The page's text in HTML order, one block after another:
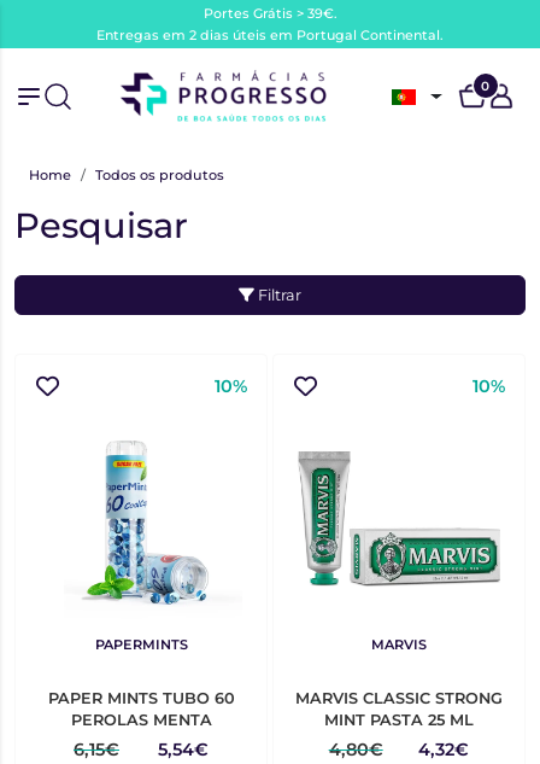
Portes Grátis > 39€.
Entregas em 2 dias úteis em Portugal Continental.
0
Home Todos os produtos
Pesquisar
Filtrar
10%
PAPERMINTS
PAPER MINTS TUBO 60
PEROLAS MENTA
6,15€ 5,54€
10%
MARVIS
MARVIS CLASSIC STRONG
MINT PASTA 25 ML
4,80€ 4,32€